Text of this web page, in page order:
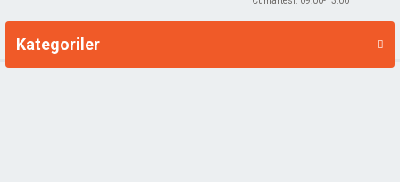
Kategoriler
Markalar